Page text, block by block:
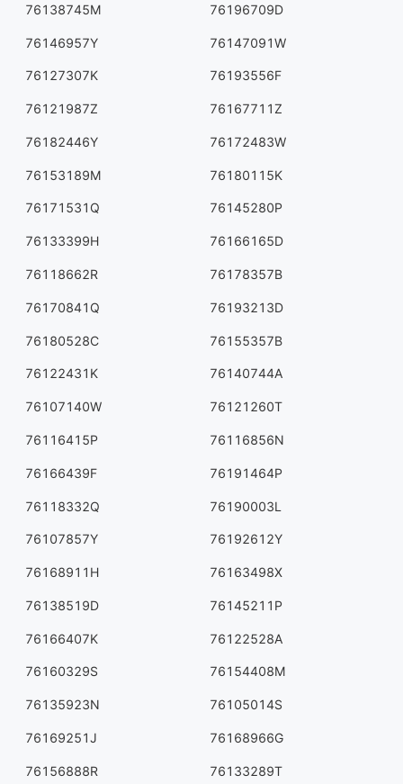
76138745M 76196709D
76146957Y 76147091W
76127307K 76193556F
76121987Z 76167711Z
76182446Y 76172483W
76153189M 76180115K
76171531Q 76145280P
76133399H 76166165D
76118662R 76178357B
76170841Q 76193213D
76180528C 76155357B
76122431K 76140744A
76107140W 76121260T
76116415P 76116856N
76166439F 76191464P
76118332Q 76190003L
76107857Y 76192612Y
76168911H 76163498X
76138519D 76145211P
76166407K 76122528A
76160329S 76154408M
76135923N 76105014S
76169251J 76168966G
76156888R 76133289T